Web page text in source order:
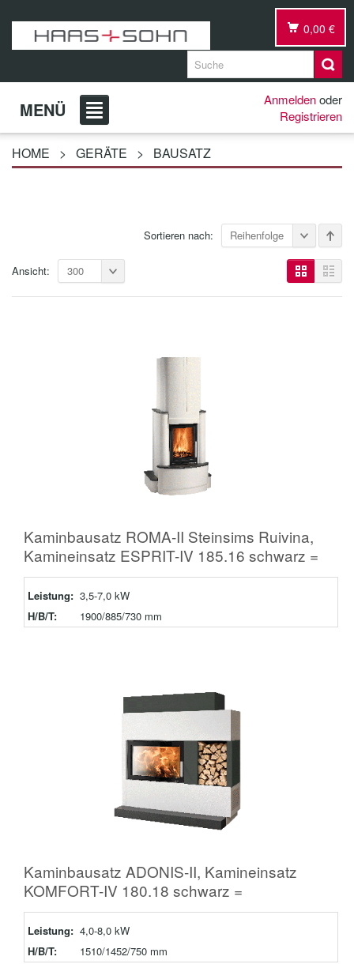
0,00 €
MENÜ Anmeldenoder
Registrieren
HOME > GERÄTE > BAUSATZ
Sortieren nach: Reihenfolge
Ansicht: 300
Kaminbausatz ROMA-II Steinsims Ruivina,
Kamineinsatz ESPRIT-IV 185.16 schwarz =
Leistung: 3,5-7,0 kW
H/B/T:
1900/885/730 mm
Kaminbausatz ADONIS-II, Kamineinsatz
KOMFORT-IV 180.18 schwarz =
Leistung: 4,0-8,0 kW
H/B/T:
1510/1452/750 mm